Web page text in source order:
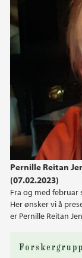
Pernille Reitan
(07.02.2023)
Fra og med
Her ønsker vi å
er Pernille Reitan